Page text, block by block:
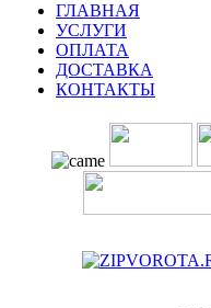
ГЛАВНАЯ
УСЛУГИ
ОПЛАТА
ДОСТАВКА
КОНТАКТЫ